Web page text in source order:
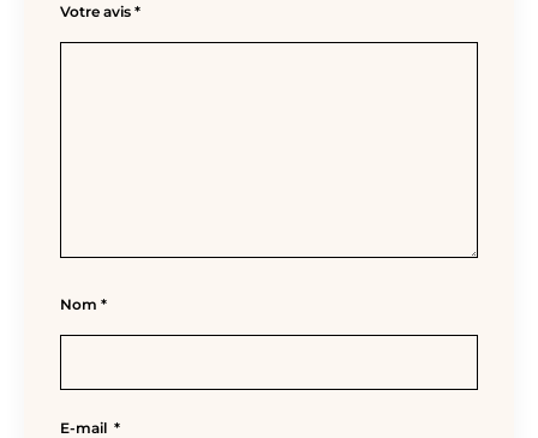
Votre avis *
Nom *
E-mail *